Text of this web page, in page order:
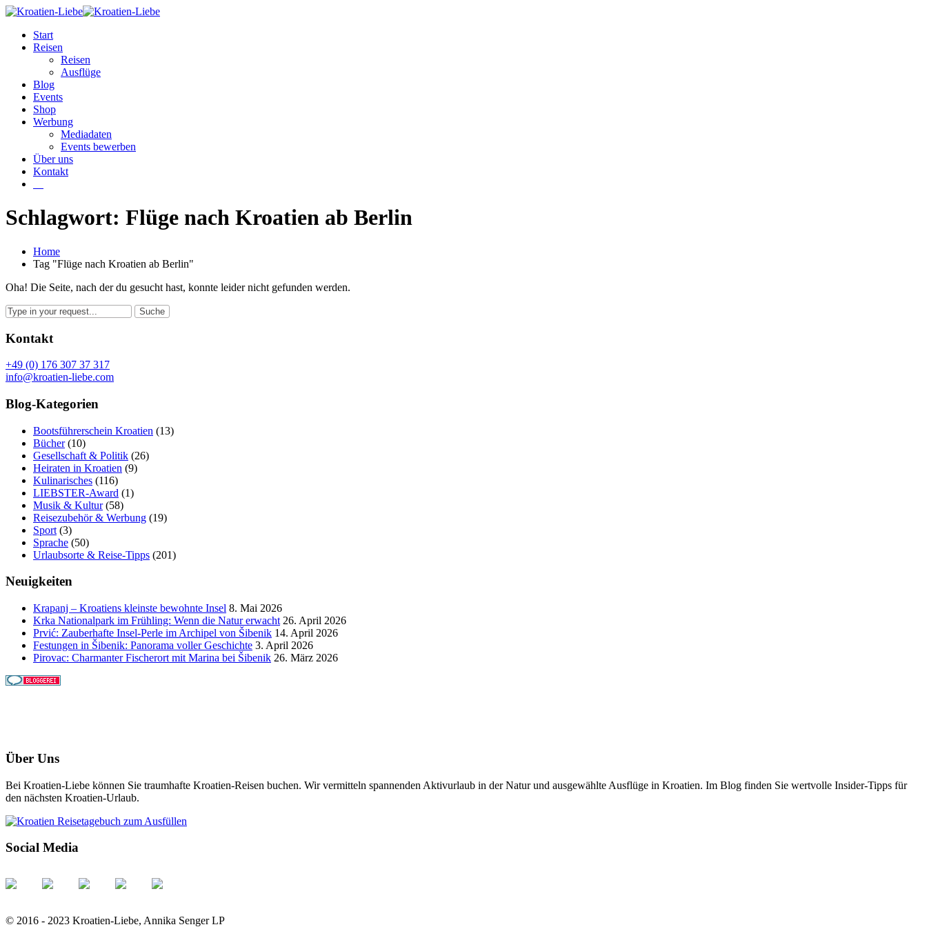
Start
Reisen
Reisen
Ausflüge
Blog
Events
Shop
Werbung
Mediadaten
Events bewerben
Über uns
Kontakt
Schlagwort: Flüge nach Kroatien ab Berlin
Home
Tag "Flüge nach Kroatien ab Berlin"
Oha! Die Seite, nach der du gesucht hast, konnte leider nicht gefunden werden.
Kontakt
+49 (0) 176 307 37 317
info@kroatien-liebe.com
Blog-Kategorien
Bootsführerschein Kroatien (13)
Bücher(10)
Gesellschaft & Politik (26)
Heiraten in Kroatien (9)
Kulinarisches (116)
LIEBSTER-Award (1)
Musik & Kultur(58)
Reisezubehör & Werbung (19)
Sport (3)
Sprache (50)
Urlaubsorte & Reise-Tipps (201)
Neuigkeiten
Krapanj – Kroatiens kleinste bewohnte Insel 8. Mai 2026
Krka Nationalpark im Frühling: Wenn die Natur erwacht 26. April 2026
Prvić: Zauberhafte Insel-Perle im Archipel von Šibenik 14. April 2026
Festungen in Šibenik: Panorama voller Geschichte 3. April 2026
Pirovac: Charmanter Fischerort mit Marina bei Šibenik 26. März 2026
Über Uns
Bei Kroatien-Liebe können Sie traumhafte Kroatien-Reisen buchen. Wir vermitteln spannenden Aktivurlaub in der Natur und ausgewählte Ausflüge in Kroatien. Im Blog finden Sie wertvolle Insider-Tipps für
den nächsten Kroatien-Urlaub.
Social Media
© 2016 - 2023 Kroatien-Liebe, Annika Senger LP